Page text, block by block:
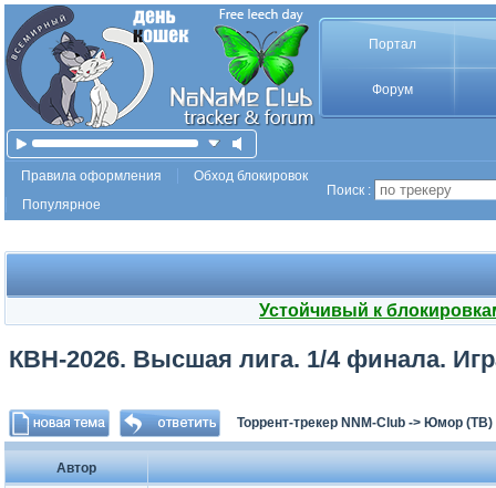
Портал
Форум
Правила оформления
Обход блокировок
Популярное
Поиск :
Устойчивый к
КВН-2026. Высшая лига. 1/4 финала.
Торрент-трекер NNM-Club -> Юмор (ТВ)
Автор